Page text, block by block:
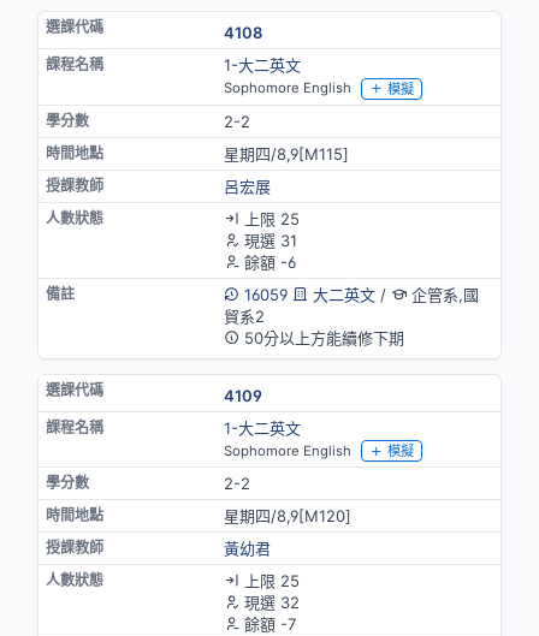
4108
1-大二英文
Sophomore English 模擬
2-2
星期四/8,9[M115]
呂宏展
上限 25
現選 31
餘額 -6
16059
大二英文/
企管系,國
貿系2
50分以上方能續修下期
4109
1-大二英文
Sophomore English 模擬
2-2
星期四/8,9[M120]
黃幼君
上限 25
現選 32
餘額 -7